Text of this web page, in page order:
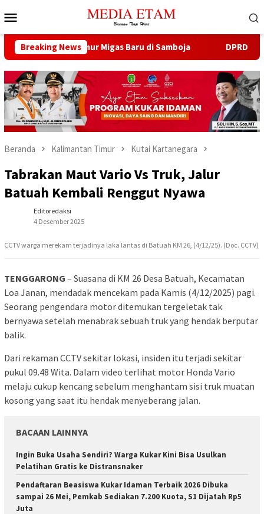
ke
Mobile
Breaking News
13 Sumur Migas Baru di Samboja DPRD
Beranda Kalimantan Timur Kutai Kartanegara
Tabrakan Maut Vario Vs Truk, Jalur
Batuah Kembali Renggut Nyawa
Editoredaksi
4 Desember 2025
CCTV warga merekam terjadinya laka lantas di Batuah KM 26, (4/12/25). (Doc. CCTV)
TENGGARONG – Suasana di KM 26 Desa Batuah, Kecamatan
Loa Janan, mendadak mencekam pada Kamis (4/12/2025) pagi.
Seorang pengendara motor ditemukan tergeletak tak
bernyawa setelah menabrak sebuah truk yang hendak berputar
balik.
Dari rekaman CCTV sekitar lokasi, insiden itu terjadi sekitar
pukul 09.48 Wita. Dalam video terlihat motor Honda Vario
melaju cukup kencang sebelum menghantam sisi truk muatan
kosong yang saat itu hendak menyeberang jalan.
BACAAN LAINNYA
Ingin Buka Usaha Sendiri? Warga Kukar Kini Bisa Usulkan
Pelatihan Gratis ke Distransnaker
Pendaftaran Beasiswa Kukar Idaman Terbaik 2026 Dibuka
sampai 26 Mei, Pemkab Sediakan 7.200 Kuota, S1 Dijatah Rp5
Juta